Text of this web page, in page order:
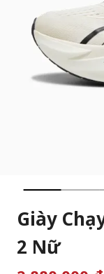
Giày
2 Nữ